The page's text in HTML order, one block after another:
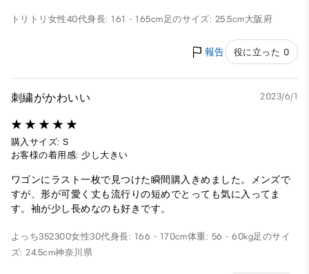
トリトリ 女性40代身長: 161 - 165cm足のサイズ: 25.5cm大阪府
報告 役に立った 0
刺繍がかわいい 2023/6/1
購入サイズ: S
お客様の着用感: 少し大きい
ワゴンにラスト一枚で見つけた瞬間購入きめました。メンズで
すが、形が可愛く丈も流行りの短めでとっても気に入ってま
す。袖が少し長めなのも好きです。
よっち352300女性30代身長: 166 - 170cm体重: 56 - 60kg足のサイ
ズ: 24.5cm神奈川県